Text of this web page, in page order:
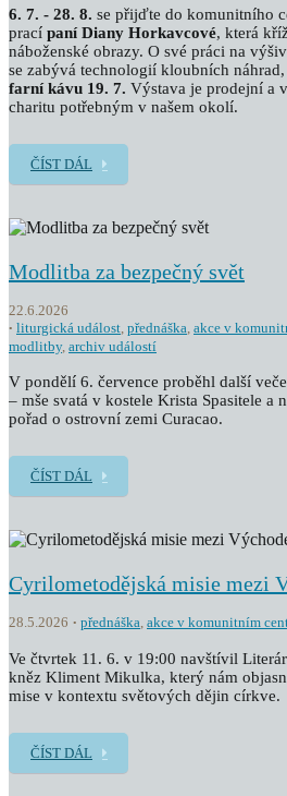
6. 7. - 28. 8. se přijďte do komunitního
prací paní Diany Horkavcové, která
náboženské obrazy. O své práci na
se zabývá technologií kloubních
farní kávu 19. 7. Výstava je prodejní a
charitu potřebným v našem okolí.
ČÍST DÁL
Modlitba za bezpečný svět
22.6.2026
liturgická událost, přednáška, akce v
modlitby, archiv událostí
V pondělí 6. července proběhl další
– mše svatá v kostele Krista Spasitele a
pořad o ostrovní zemi Curacao.
ČÍST DÁL
Cyrilometodějská misie mezi
28.5.2026 přednáška, akce v komunitním
Ve čtvrtek 11. 6. v 19:00 navštívil
kněz Kliment Mikulka, který nám
mise v kontextu světových dějin církve.
ČÍST DÁL